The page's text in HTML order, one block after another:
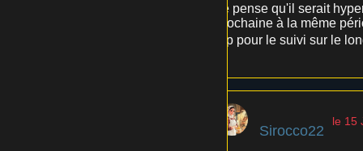
Je pense qu'il serait
prochaine à la même
top pour le suivi sur le
Sirocco22
le 15